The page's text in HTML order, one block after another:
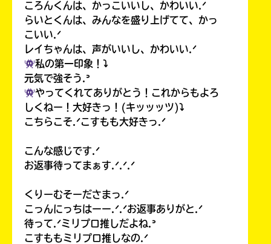
ころんくんは、かっこいいし、かわいい.ᐟ
らいとくんは、みんなを盛り上げてて、かっ
こいい.ᐟ
レイちゃんは、声がいいし、かわいい.ᐟ
私の第一印象！⤵︎
元気で強そう.ᐣ
やってくれてありがとう！これからもよろ
しくねー！大好きっ！(キッッッツ)⤵︎
こちらこそ.ᐟこすもも大好きっ.ᐟ
こんな感じです.ᐟ
お返事待ってまぁす.ᐟ.ᐟ.ᐟ
くりーむそーださまっ.ᐟ
こっんにっちはーー.ᐟ.ᐟお返事ありがと.ᐟ
待って.ᐟミリプロ推しだよね.ᐣ
こすももミリプロ推しなの.ᐟ